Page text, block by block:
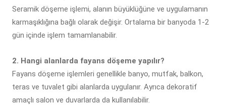
Seramik döşeme işlemi, alanın büyüklüğüne ve uygulamanın
karmaşıklığına bağlı olarak değişir. Ortalama bir banyoda 1-2
gün içinde işlem tamamlanabilir.
2. Hangi alanlarda fayans döşeme yapılır?
Fayans döşeme işlemleri genellikle banyo, mutfak, balkon,
teras ve tuvalet gibi alanlarda uygulanır. Ayrıca dekoratif
amaçlı salon ve duvarlarda da kullanılabilir.